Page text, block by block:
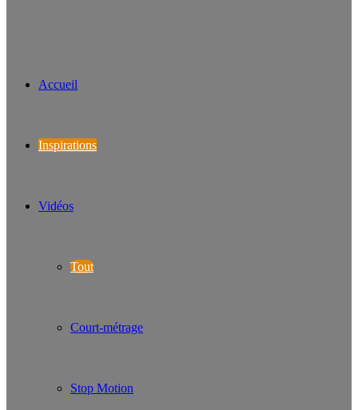
Accueil
Inspirations
Vidéos
Tout
Court-métrage
Stop Motion